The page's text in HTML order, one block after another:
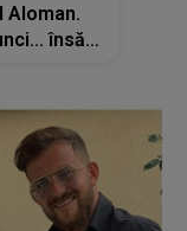
Aloman.
însă